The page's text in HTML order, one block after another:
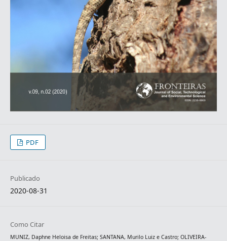
PDF
Publicado
2020-08-31
Como Citar
MUNIZ, Daphne Heloisa de Freitas; SANTANA, Murilo Luiz e Castro; OLIVEIRA-